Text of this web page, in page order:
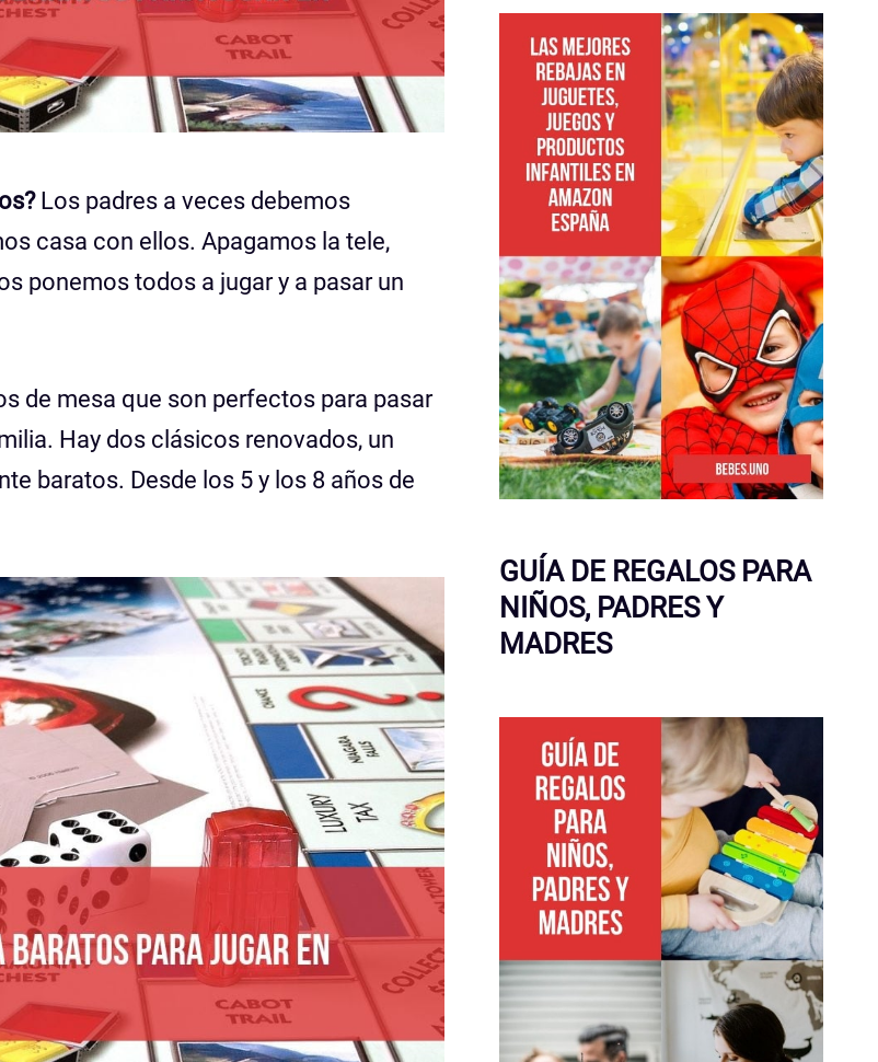
Los padres a veces debemos
casa con ellos. Apagamos la tele,
ponemos todos a jugar y a pasar un
de mesa que son perfectos para pasar
Hay dos clásicos renovados, un
baratos. Desde los 5 y los 8 años de
GUÍA DE REGALOS PARA
NIÑOS, PADRES Y
MADRES